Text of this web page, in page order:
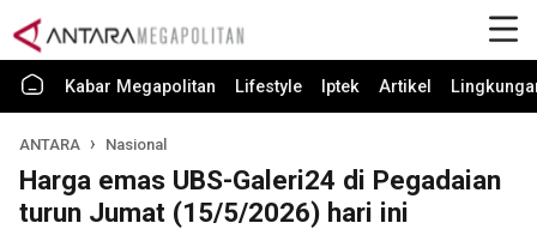
Kabar Megapolitan Lifestyle Iptek Artikel
ANTARA Nasional
Harga emas UBS-Galeri24 di Pegadaian
turun Jumat (15/5/2026) hari ini